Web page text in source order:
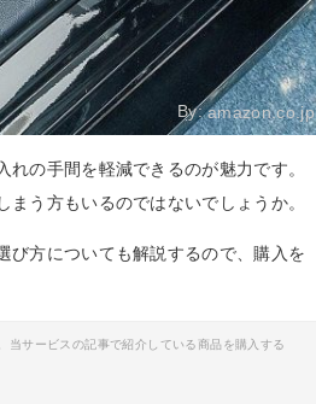
By:amazon.co.jp
の手間を軽減できるのが魅力です。
う方もいるのではないでしょうか。
び方についても解説するので、購入を
サービスの記事で紹介している商品を購入する